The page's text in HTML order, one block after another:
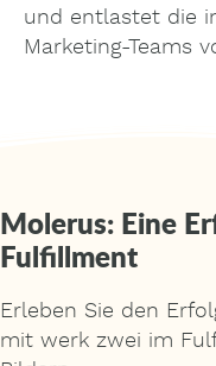
und entlastet die
Marketing-Teams
Molerus: Eine
Fulfillment
Erleben Sie den
mit werk zwei im